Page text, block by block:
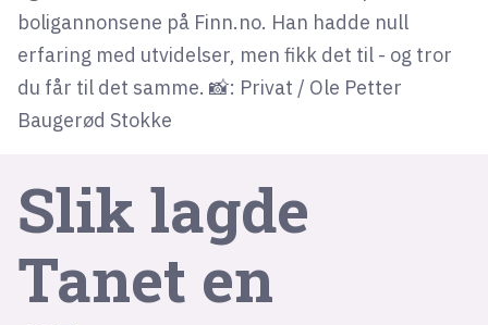
boligannonsene på Finn.no. Han hadde null
erfaring med utvidelser, men fikk det til - og tror
du får til det samme. 📸: Privat / Ole Petter
Baugerød Stokke
Slik lagde
Tanet en
lys modus
mørk modus
kode24-klubben
LinkedIn
Bluesky